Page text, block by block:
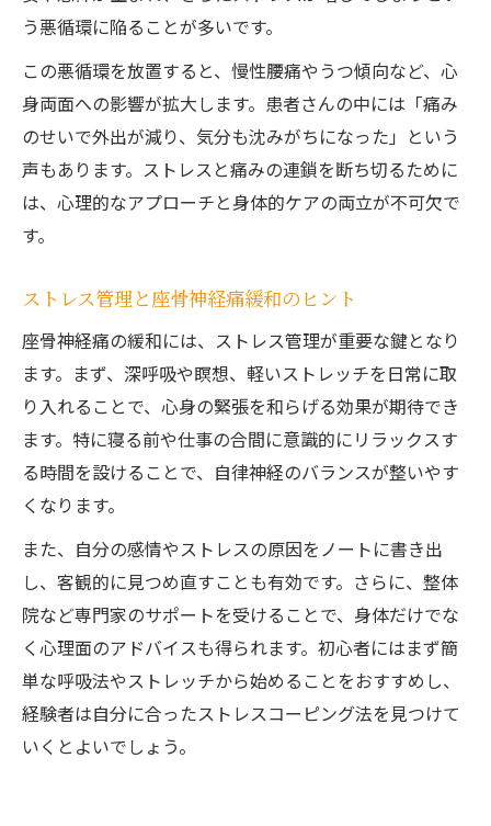
う悪循環に陥ることが多いです。
この悪循環を放置すると、慢性腰痛やうつ傾向など、心
身両面への影響が拡大します。患者さんの中には「痛み
のせいで外出が減り、気分も沈みがちになった」という
声もあります。ストレスと痛みの連鎖を断ち切るために
は、心理的なアプローチと身体的ケアの両立が不可欠で
す。
ストレス管理と座骨神経痛緩和のヒント
座骨神経痛の緩和には、ストレス管理が重要な鍵となり
ます。まず、深呼吸や瞑想、軽いストレッチを日常に取
り入れることで、心身の緊張を和らげる効果が期待でき
ます。特に寝る前や仕事の合間に意識的にリラックスす
る時間を設けることで、自律神経のバランスが整いやす
くなります。
また、自分の感情やストレスの原因をノートに書き出
し、客観的に見つめ直すことも有効です。さらに、整体
院など専門家のサポートを受けることで、身体だけでな
く心理面のアドバイスも得られます。初心者にはまず簡
単な呼吸法やストレッチから始めることをおすすめし、
経験者は自分に合ったストレスコーピング法を見つけて
いくとよいでしょう。